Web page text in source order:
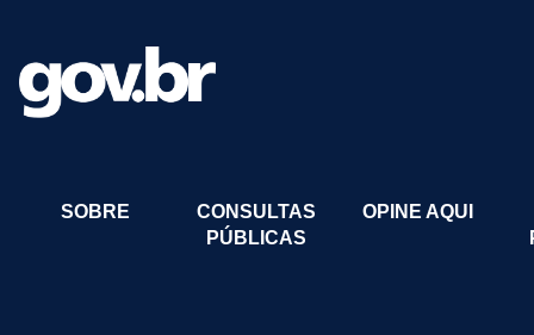
SOBRE
CONSULTAS
PÚBLICAS
OPINE AQUI